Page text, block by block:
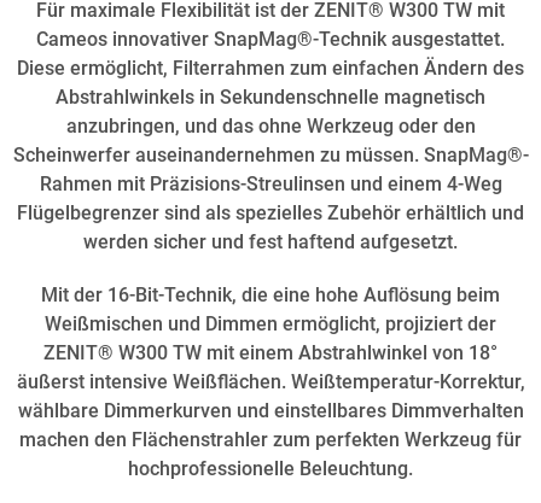
Für maximale Flexibilität ist der ZENIT® W300 TW mit
Cameos innovativer SnapMag®-Technik ausgestattet.
Diese ermöglicht, Filterrahmen zum einfachen Ändern des
Abstrahlwinkels in Sekundenschnelle magnetisch
anzubringen, und das ohne Werkzeug oder den
Scheinwerfer auseinandernehmen zu müssen. SnapMag®-
Rahmen mit Präzisions-Streulinsen und einem 4-Weg
Flügelbegrenzer sind als spezielles Zubehör erhältlich und
werden sicher und fest haftend aufgesetzt.
Mit der 16-Bit-Technik, die eine hohe Auflösung beim
Weißmischen und Dimmen ermöglicht, projiziert der
ZENIT® W300 TW mit einem Abstrahlwinkel von 18°
äußerst intensive Weißflächen. Weißtemperatur-Korrektur,
wählbare Dimmerkurven und einstellbares Dimmverhalten
machen den Flächenstrahler zum perfekten Werkzeug für
hochprofessionelle Beleuchtung.